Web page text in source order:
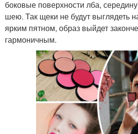
боковые поверхности лба,
шею. Так щеки не будут выглядеть
ярким пятном, образ выйдет
гармоничным.